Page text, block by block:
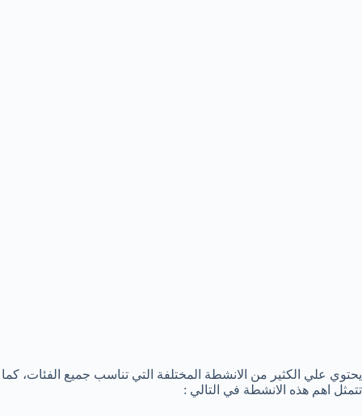
يحتوي علي الكثير من الانشطة المختلفة التي تناسب جميع الفئات، كما
تتمثل اهم هذه الانشطة في التالي :